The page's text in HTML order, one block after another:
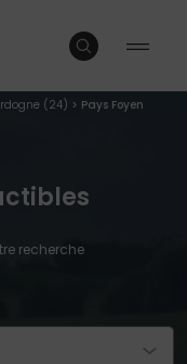
(24) > Pays Foyen
recherche